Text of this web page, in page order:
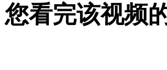
您看完该视频